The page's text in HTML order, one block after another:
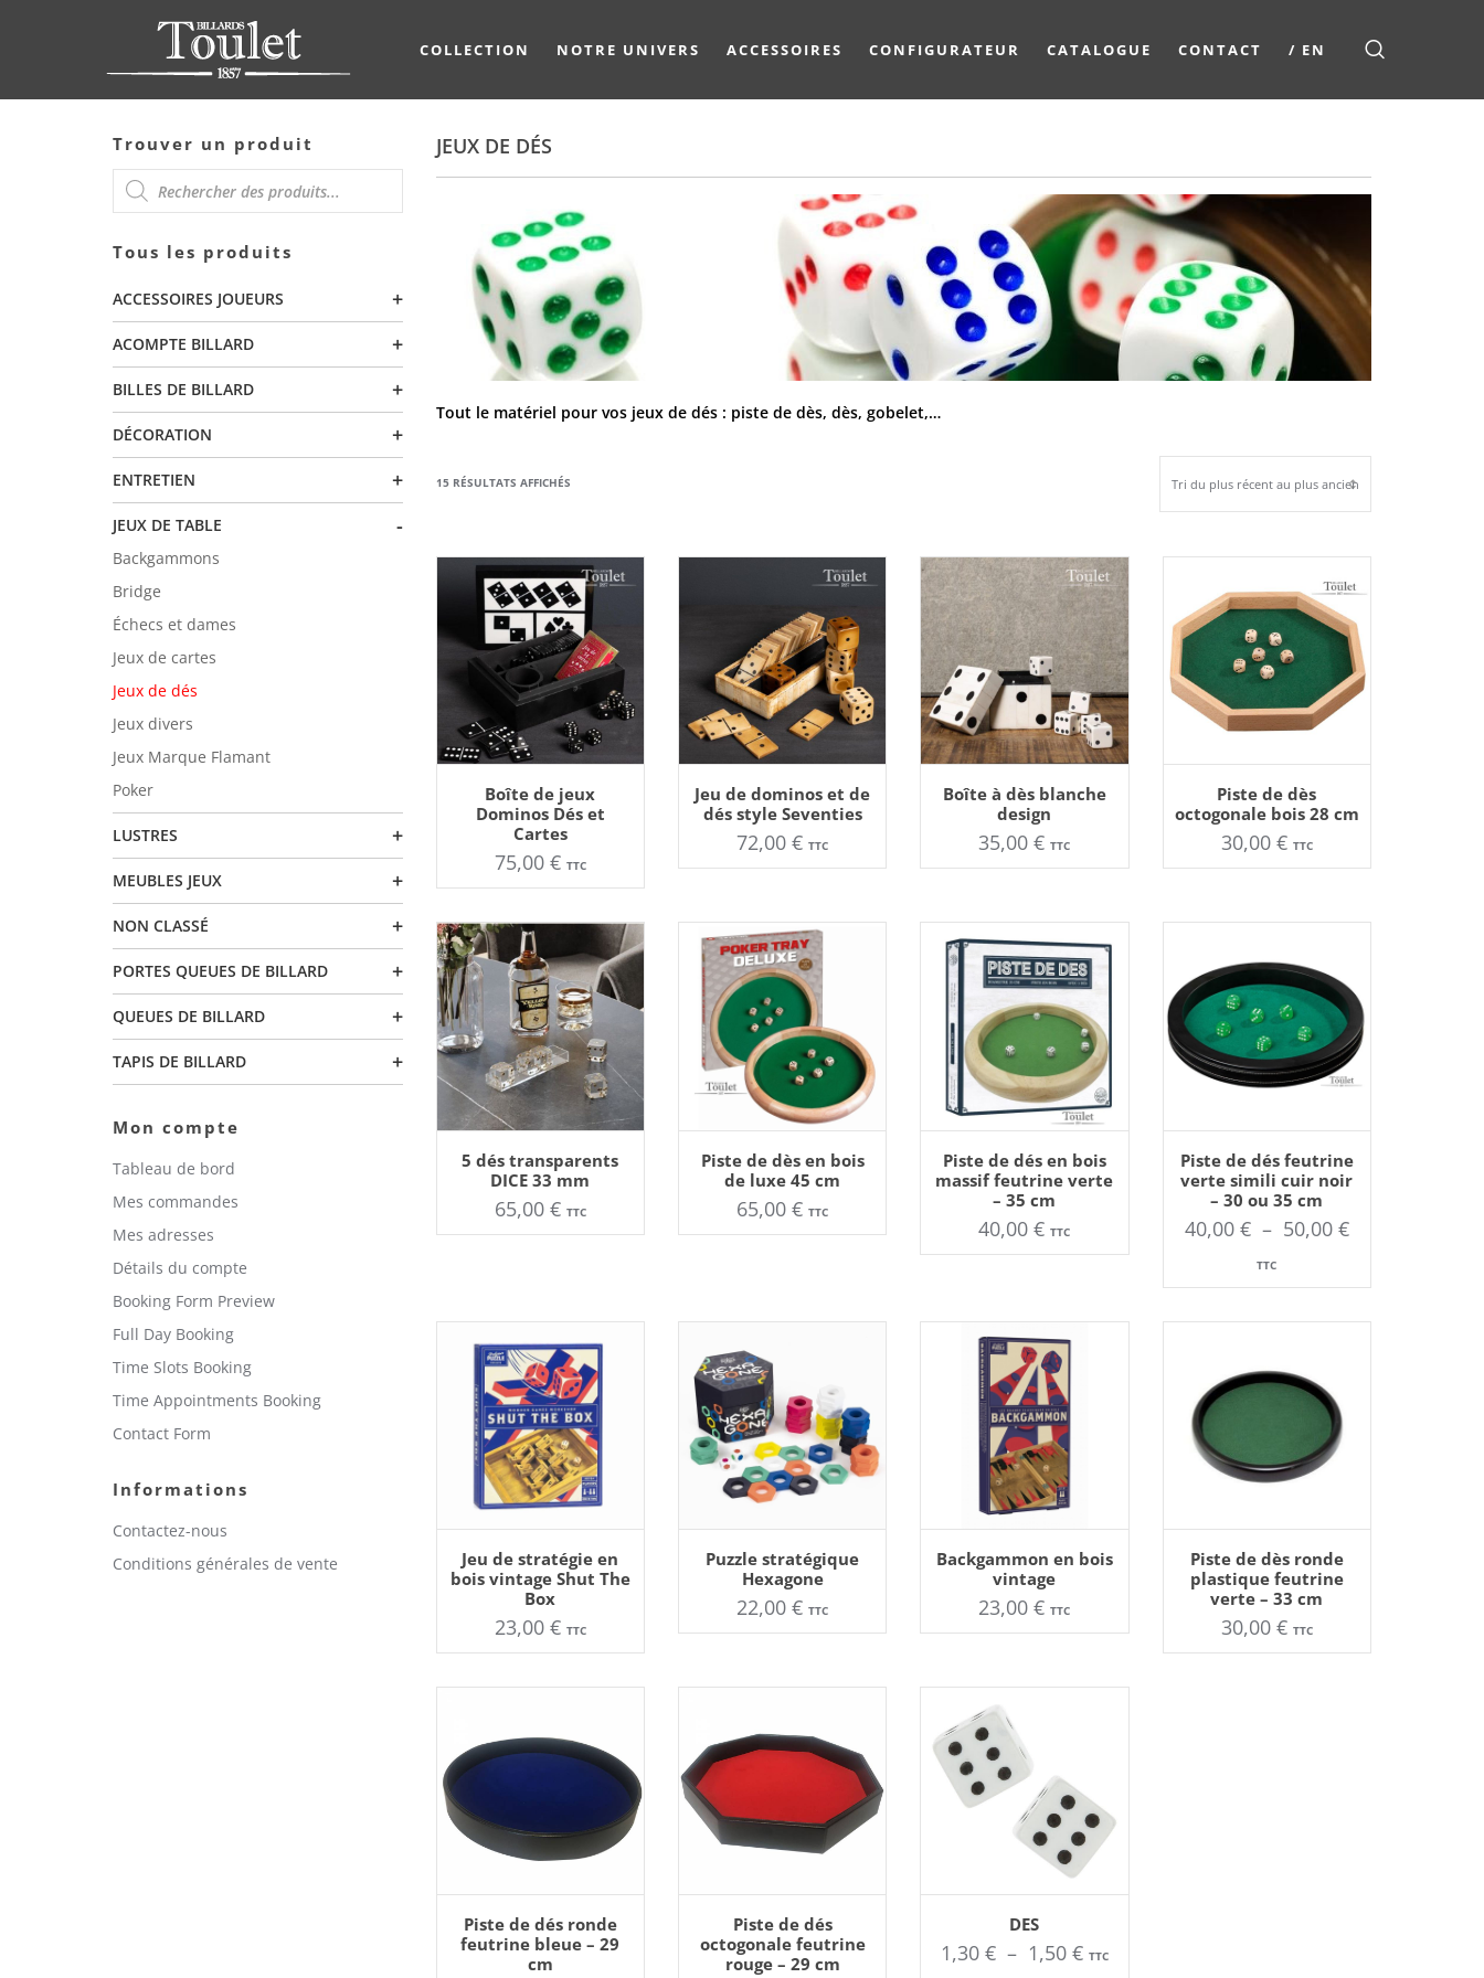
COLLECTION NOTRE UNIVERS ACCESSOIRES CONFIGURATEUR CATALOGUE CONTACT / EN
Trouver un produit
RECHERCHE
DE
PRODUITS
Tous les produits
ACCESSOIRES JOUEURS +
ACOMPTE BILLARD +
BILLES DE BILLARD +
DÉCORATION +
ENTRETIEN +
JEUX DE TABLE -
Backgammons
Bridge
Échecs et dames
Jeux de cartes
Jeux de dés
Jeux divers
Jeux Marque Flamant
Poker
LUSTRES +
MEUBLES JEUX +
NON CLASSÉ +
PORTES QUEUES DE BILLARD +
QUEUES DE BILLARD +
TAPIS DE BILLARD +
Mon compte
Tableau de bord
Mes commandes
Mes adresses
Détails du compte
Booking Form Preview
Full Day Booking
Time Slots Booking
Time Appointments Booking
Contact Form
Informations
Contactez-nous
Conditions générales de vente
JEUX DE DÉS
Tout le matériel pour vos jeux de dés : piste de dès, dès, gobelet,…
15 RÉSULTATS AFFICHÉSTRIÉ
PLUS
RÉCENT
PLUS
ANCIEN
Boîte de jeux
Dominos Dés et
Cartes
75,00 € TTC
Jeu de dominos et de
dés style Seventies
72,00€ TTC
Boîte à dès blanche
design
35,00€ TTC
Piste de dès
octogonale bois 28 cm
30,00 € TTC
5 dés transparents
DICE 33 mm
65,00 € TTC
Piste de dès en bois
de luxe 45 cm
65,00€ TTC
Piste de dés en bois
massif feutrine verte
– 35 cm
40,00€ TTC
Ce
produit
a
plusieurs
variations.
Les
peuvent
la
produit
Piste de dés feutrine
verte simili cuir noir
– 30 ou 35 cm
40,00 € – 50,00 €Plage
prix :
40,00 €
TTC
Jeu de stratégie en
bois vintage Shut The
Box
23,00 € TTC
Puzzle stratégique
Hexagone
22,00€ TTC
Backgammon en bois
vintage
23,00€ TTC
Piste de dès ronde
plastique feutrine
verte – 33 cm
30,00 € TTC
Piste de dés ronde
feutrine bleue – 29
cm
Piste de dés
octogonale feutrine
rouge – 29 cm
Ce
a
plusieurs
DES
1,30 € – 1,50 €Plage
TTC